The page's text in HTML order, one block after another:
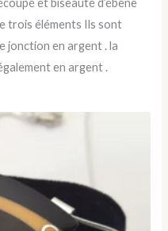
trois éléments Ils sont
jonction en argent . la
en argent .